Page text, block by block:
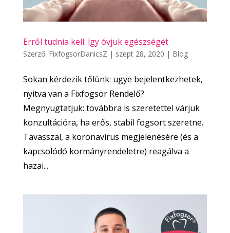
Erről tudnia kell: így óvjuk egészségét
Szerző: FixfogsorDanicsZ | szept 28, 2020 | Blog
Sokan kérdezik tőlünk: ugye bejelentkezhetek,
nyitva van a Fixfogsor Rendelő?
Megnyugtatjuk: továbbra is szeretettel várjuk
konzultációra, ha erős, stabil fogsort szeretne.
Tavasszal, a koronavírus megjelenésére (és a
kapcsolódó kormányrendeletre) reagálva a
hazai...